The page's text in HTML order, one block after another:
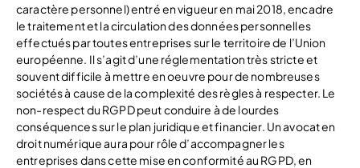
caractère personnel) entré en vigueur en mai 2018, encadre
le traitement et la circulation des données personnelles
effectués par toutes entreprises sur le territoire de l’Union
européenne. Il s’agit d’une réglementation très stricte et
souvent difficile à mettre en oeuvre pour de nombreuses
sociétés à cause de la complexité des règles à respecter. Le
non-respect du RGPD peut conduire à de lourdes
conséquences sur le plan juridique et financier. Un avocat en
droit numérique aura pour rôle d’accompagner les
entreprises dans cette mise en conformité au RGPD, en